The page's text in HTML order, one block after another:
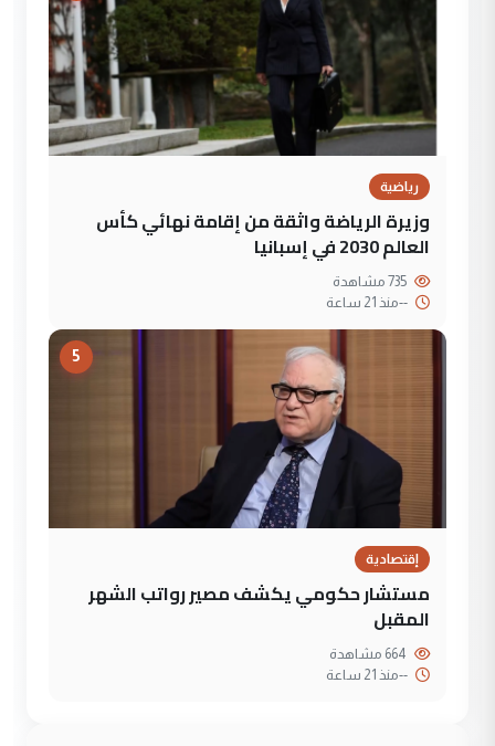
رياضية
وزيرة الرياضة واثقة من إقامة نهائي كأس
العالم 2030 في إسبانيا
--منذ 21 ساعة
5
إقتصادية
مستشار حكومي يكشف مصير رواتب الشهر
المقبل
--منذ 21 ساعة